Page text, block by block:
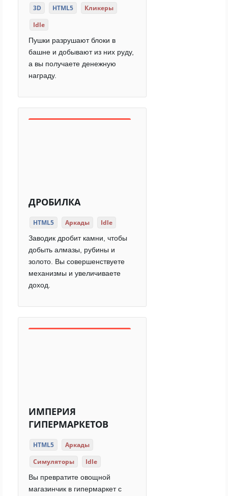
3D HTML5
Кликеры
Idle
Пушки разрушают блоки в
башне и добывают из них руду,
а вы получаете денежную
награду.
ДРОБИЛКА
HTML5 Аркады Idle
Заводик дробит камни, чтобы
добыть алмазы, рубины и
золото. Вы совершенствуете
механизмы и увеличиваете
доход.
ИМПЕРИЯ
ГИПЕРМАРКЕТОВ
HTML5
Аркады
Симуляторы
Idle
Вы превратите овощной
магазинчик в гипермаркет с